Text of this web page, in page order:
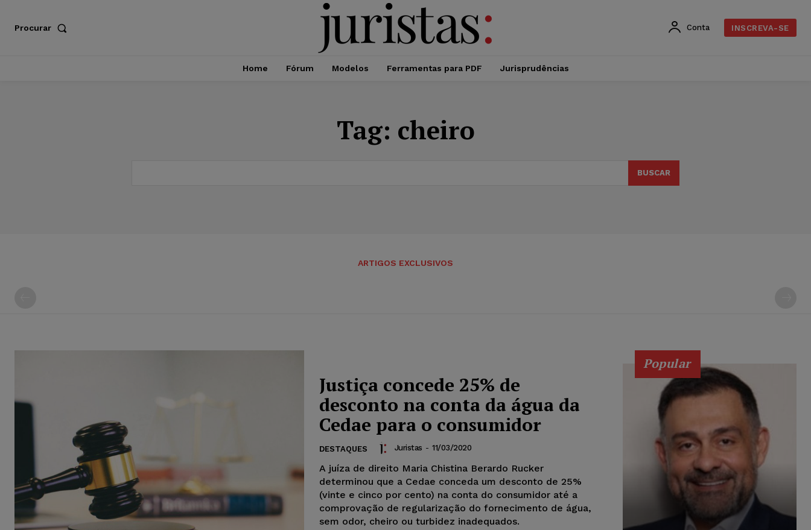
Procurar Conta INSCREVA-SE
Home Fórum Modelos Ferramentas para PDF Jurisprudências
Tag: cheiro
BUSCAR
ARTIGOS EXCLUSIVOS
Justiça concede 25% de
desconto na conta da água da
Cedae para o consumidor
DESTAQUES Juristas - 11/03/2020
A juíza de direito Maria Chistina Berardo Rucker
determinou que a Cedae conceda um desconto de 25%
(vinte e cinco por cento) na conta do consumidor até a
comprovação de regularização do fornecimento de água,
sem odor, cheiro ou turbidez inadequados.
Popular